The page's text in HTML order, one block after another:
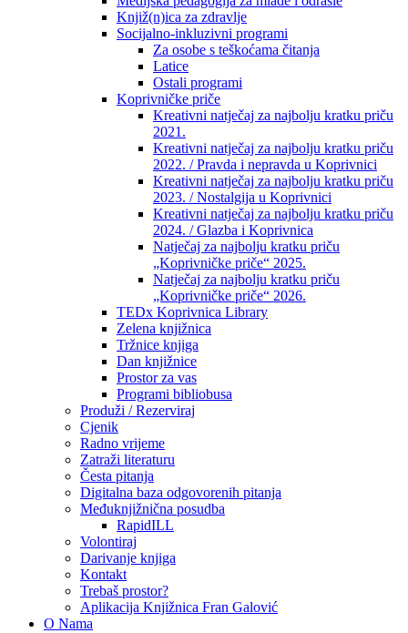
Knjiž(n)ica za zdravlje
Socijalno-inkluzivni programi
Za osobe s teškoćama čitanja
Latice
Ostali programi
Koprivničke priče
Kreativni natječaj za najbolju kratku priču
2021.
Kreativni natječaj za najbolju kratku priču
2022. / Pravda i nepravda u Koprivnici
Kreativni natječaj za najbolju kratku priču
2023. / Nostalgija u Koprivnici
Kreativni natječaj za najbolju kratku priču
2024. / Glazba i Koprivnica
Natječaj za najbolju kratku priču
„Koprivničke priče“ 2025.
Natječaj za najbolju kratku priču
„Koprivničke priče“ 2026.
TEDx Koprivnica Library
Zelena knjižnica
Tržnice knjiga
Dan knjižnice
Prostor za vas
Programi bibliobusa
Produži / Rezerviraj
Cjenik
Radno vrijeme
Zatraži literaturu
Česta pitanja
Digitalna baza odgovorenih pitanja
Međuknjižnična posudba
RapidILL
Volontiraj
Darivanje knjiga
Kontakt
Trebaš prostor?
Aplikacija Knjižnica Fran Galović
O Nama